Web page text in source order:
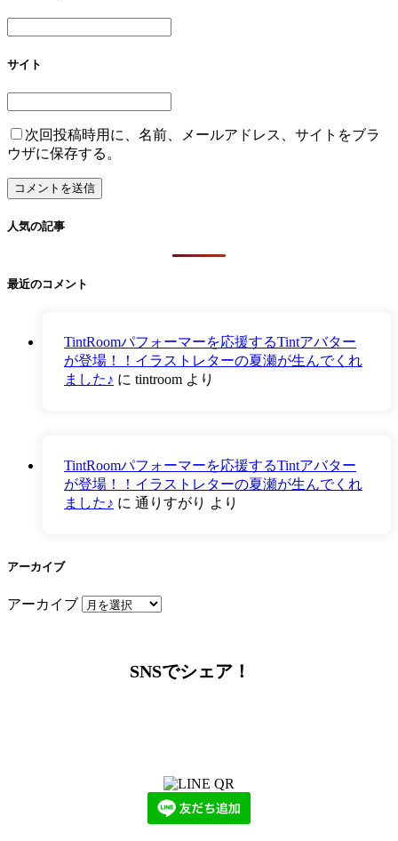
サイト
次回投稿時用に、名前、メールアドレス、サイトをブラ
ウザに保存する。
人気の記事
最近のコメント
TintRoomパフォーマーを応援するTintアバター
が登場！！イラストレターの夏瀬が生んでくれ
ました♪ に tintroom より
TintRoomパフォーマーを応援するTintアバター
が登場！！イラストレターの夏瀬が生んでくれ
ました♪ に 通りすがり より
アーカイブ
アーカイブ
SNSでシェア！